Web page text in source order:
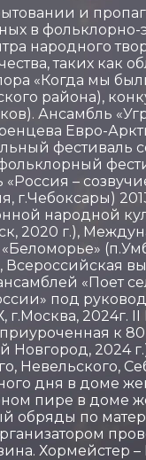
и
в
народного
таких как
«Когда мы
района),
Ансамбль
Евро-
фестиваль
–
народной
2020 г.),
«Поет
под
2024г.
приуроченная к
2024
Невельского,
дня в доме
пире в доме
обряды по
Хормейстер –